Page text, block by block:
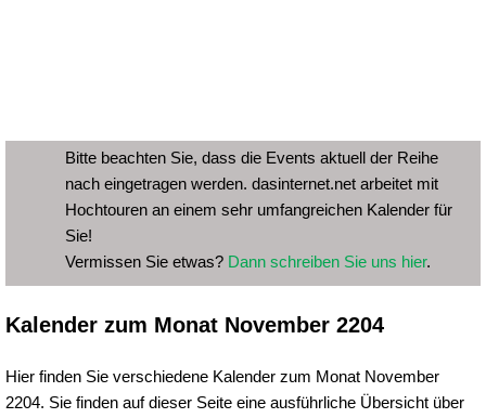
Bitte beachten Sie, dass die Events aktuell der Reihe
nach eingetragen werden. dasinternet.net arbeitet mit
Hochtouren an einem sehr umfangreichen Kalender für
Sie!
Vermissen Sie etwas? Dann schreiben Sie uns hier.
Kalender zum Monat November 2204
Hier finden Sie verschiedene Kalender zum Monat November
2204. Sie finden auf dieser Seite eine ausführliche Übersicht über